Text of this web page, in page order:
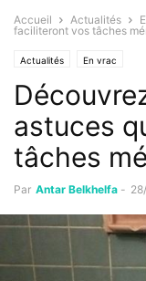
Accueil Actualités
faciliteront vos tâches
Actualités En vrac
astuces
tâches
Par Antar Belkhelfa -